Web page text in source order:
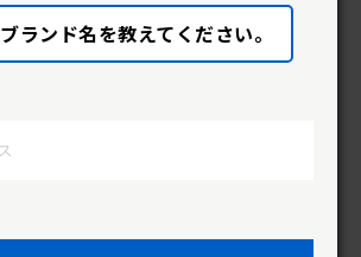
ブランド名を教えてください。